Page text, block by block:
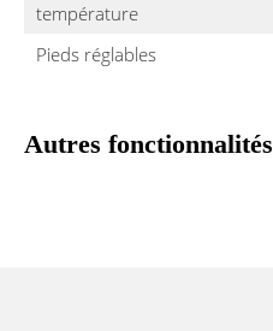
température
Pieds réglables
Autres fonctionnalités